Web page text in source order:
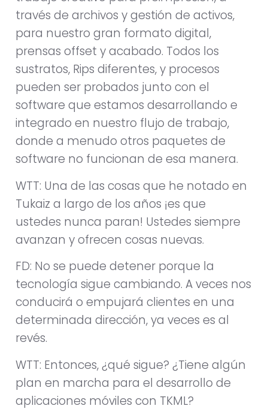
través de archivos y gestión de activos,
para nuestro gran formato digital,
prensas offset y acabado. Todos los
sustratos, Rips diferentes, y procesos
pueden ser probados junto con el
software que estamos desarrollando e
integrado en nuestro flujo de trabajo,
donde a menudo otros paquetes de
software no funcionan de esa manera.
WTT: Una de las cosas que he notado en
Tukaiz a largo de los años ¡es que
ustedes nunca paran! Ustedes siempre
avanzan y ofrecen cosas nuevas.
FD: No se puede detener porque la
tecnología sigue cambiando. A veces nos
conducirá o empujará clientes en una
determinada dirección, ya veces es al
revés.
WTT: Entonces, ¿qué sigue? ¿Tiene algún
plan en marcha para el desarrollo de
aplicaciones móviles con TKML?